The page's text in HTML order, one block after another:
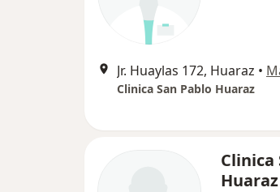
Jr. Huaylas 172, Huaraz •
Clinica San Pablo Huaraz
Clinica
Huaraz